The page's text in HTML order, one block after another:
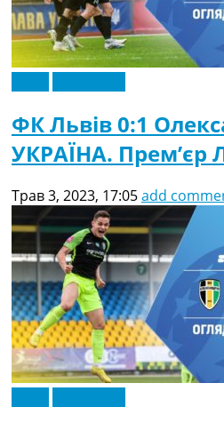
ФК Львів 0:1
УКРАЇНА. Прем’єр
Трав 3, 2023, 17:05add